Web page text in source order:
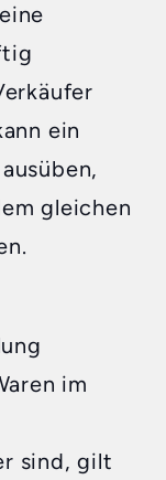
ein
gleichen
im
sind, gilt